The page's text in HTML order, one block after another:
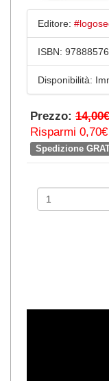
Editore:
ISBN:
Disponibilità:
Prezzo: 14,00€
Risparmi
Spedizione